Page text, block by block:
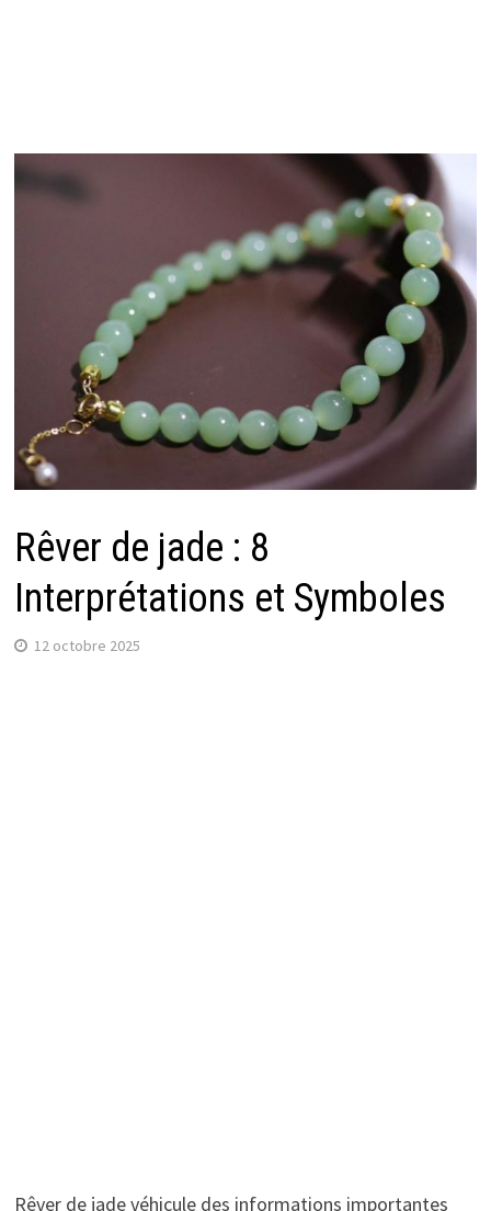
Rêver de jade : 8
Interprétations et Symboles
12 octobre 2025
Rêver de jade véhicule des informations importantes